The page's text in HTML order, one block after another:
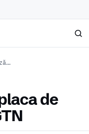
Caută
de